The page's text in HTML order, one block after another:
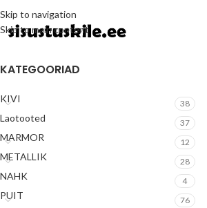
Skip to navigation
Skip to main content
KATEGOORIAD
KIVI 38
Laotooted 37
MARMOR 12
METALLIK 28
NAHK 4
PUIT 76